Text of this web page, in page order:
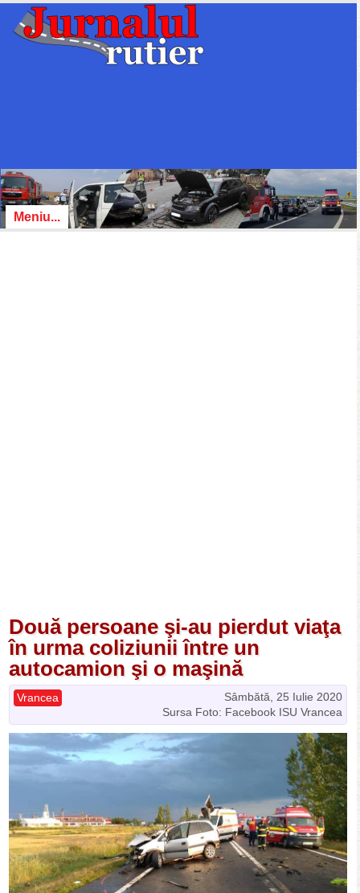
Meniu...
Două persoane şi-au pierdut viaţa
în urma coliziunii între un
autocamion şi o maşină
Sâmbătă, 25 Iulie 2020
Vrancea
Sursa Foto: Facebook ISU Vrancea